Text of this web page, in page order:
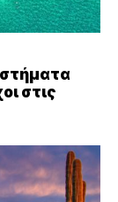
στις